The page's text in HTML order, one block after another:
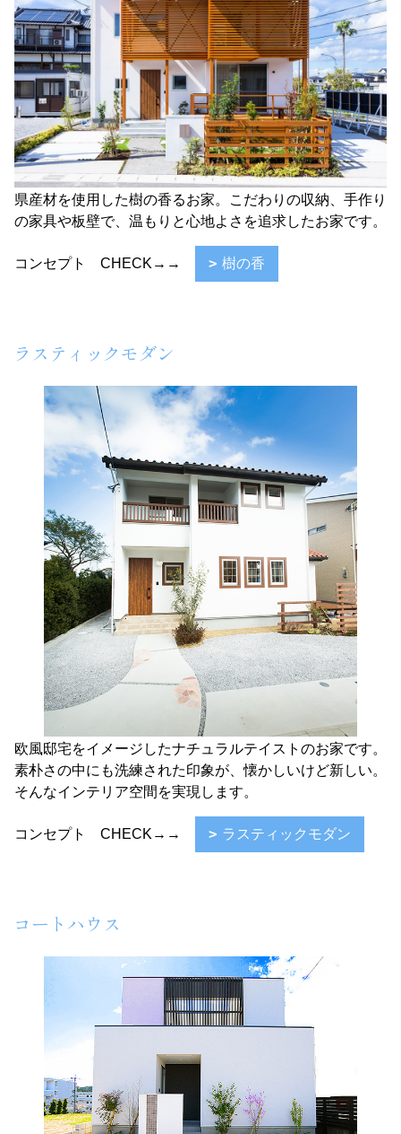
県産材を使用した樹の香るお家。こだわりの収納、手作り
の家具や板壁で、温もりと心地よさを追求したお家です。
コンセプト CHECK→→ 樹の香
ラスティックモダン
欧風邸宅をイメージしたナチュラルテイストのお家です。
素朴さの中にも洗練された印象が、懐かしいけど新しい。
そんなインテリア空間を実現します。
コンセプト CHECK→→ ラスティックモダン
コートハウス